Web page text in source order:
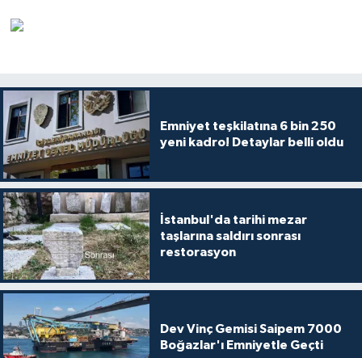
Emniyet teşkilatına 6 bin 250
yeni kadro! Detaylar belli oldu
İstanbul'da tarihi mezar
taşlarına saldırı sonrası
restorasyon
Dev Vinç Gemisi Saipem 7000
Boğazlar'ı Emniyetle Geçti